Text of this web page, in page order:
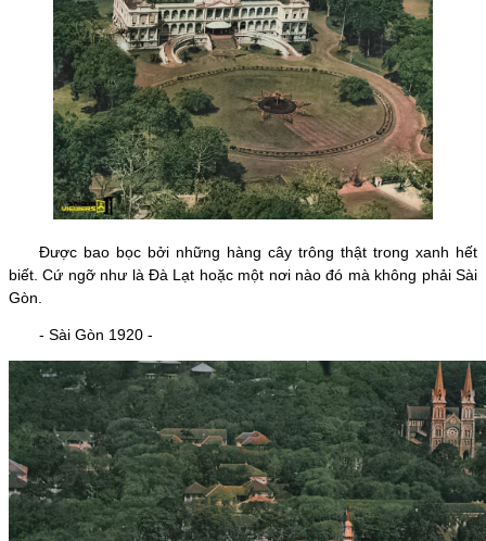
Được bao bọc bởi những hàng cây trông thật trong xanh hết
biết. Cứ ngỡ như là Đà Lạt hoặc một nơi nào đó mà không phải Sài
Gòn.
- Sài Gòn 1920 -